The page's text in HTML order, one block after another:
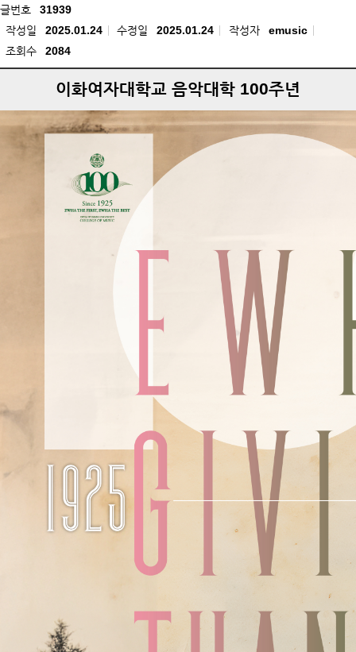
글번호
31939
작성일
2025.01.24 수정일 2025.01.24 작성자
emusic
조회수
2084
이화여자대학교 음악대학 100주년